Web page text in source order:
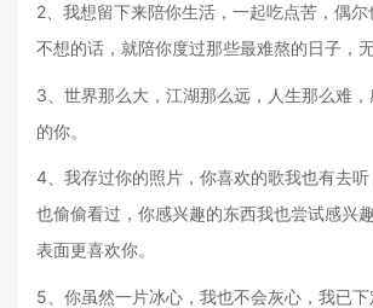
2、我想留下来陪你生活，一起吃点苦，偶
不想的话，就陪你度过那些最难熬的日子，
3、世界那么大，江湖那么远，人生那么难
的你。
4、我存过你的照片，你喜欢的歌我也有去
也偷偷看过，你感兴趣的东西我也尝试感兴
表面更喜欢你。
5、你虽然一片冰心，我也不会灰心，我已